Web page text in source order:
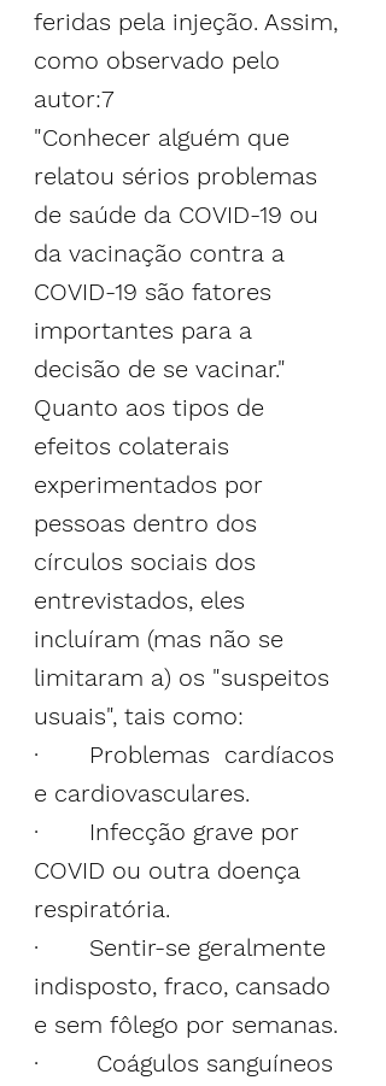
feridas pela injeção. Assim,
como observado pelo
autor:7
"Conhecer alguém que
relatou sérios problemas
de saúde da COVID-19 ou
da vacinação contra a
COVID-19 são fatores
importantes para a
decisão de se vacinar."
Quanto aos tipos de
efeitos colaterais
experimentados por
pessoas dentro dos
círculos sociais dos
entrevistados, eles
incluíram (mas não se
limitaram a) os "suspeitos
usuais", tais como:
·       Problemas  cardíacos
e cardiovasculares.
·       Infecção grave por
COVID ou outra doença
respiratória.
·       Sentir-se geralmente
indisposto, fraco, cansado
e sem fôlego por semanas.
·        Coágulos sanguíneos